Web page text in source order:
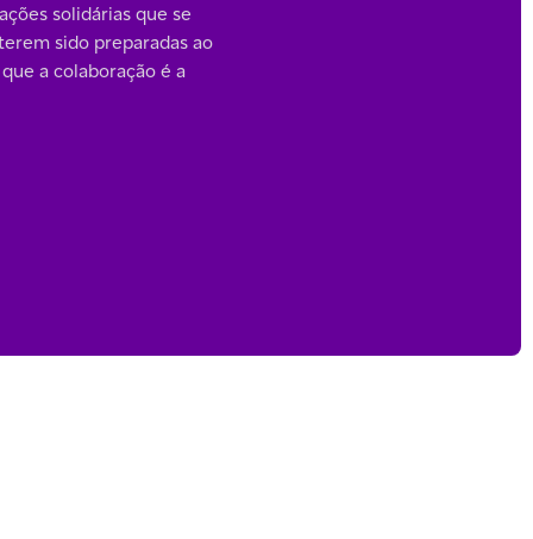
solidárias que se
sido preparadas ao
a colaboração é a